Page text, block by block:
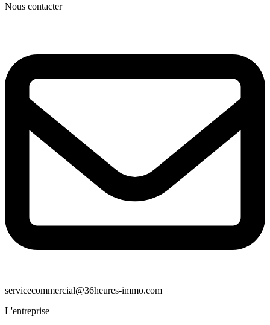
Nous contacter
servicecommercial@36heures-immo.com
L'entreprise